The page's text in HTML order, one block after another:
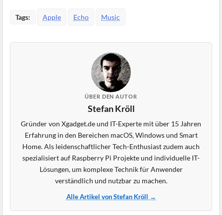
Tags: Apple Echo Music
ÜBER DEN AUTOR
Stefan Kröll
Gründer von Xgadget.de und IT-Experte mit über 15 Jahren
Erfahrung in den Bereichen macOS, Windows und Smart
Home. Als leidenschaftlicher Tech-Enthusiast zudem auch
spezialisiert auf Raspberry Pi Projekte und individuelle IT-
Lösungen, um komplexe Technik für Anwender
verständlich und nutzbar zu machen.
Alle Artikel von Stefan Kröll →